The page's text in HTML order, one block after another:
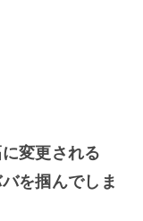
変更される
を掴んでしま